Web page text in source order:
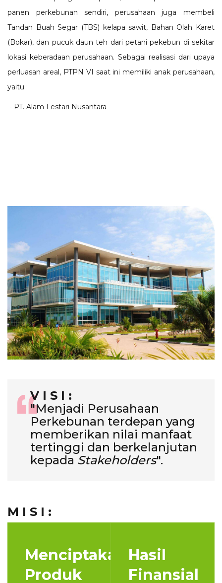
panen perkebunan sendiri, perusahaan juga membeli
Tandan Buah Segar (TBS) kelapa sawit, Bahan Olah Karet
(Bokar), dan pucuk daun teh dari petani pekebun di sekitar
lokasi keberadaan perusahaan. Sebagai realisasi dari upaya
perluasan areal, PTPN VI saat ini memiliki anak perusahaan,
yaitu :
- PT. Alam Lestari Nusantara
V I S I :
"Menjadi Perusahaan
Perkebunan terdepan yang
memberikan nilai manfaat
tertinggi dan berkelanjutan
kepada Stakeholders".
M I S I :
Menciptakan
Produk
Hasil
Finansial